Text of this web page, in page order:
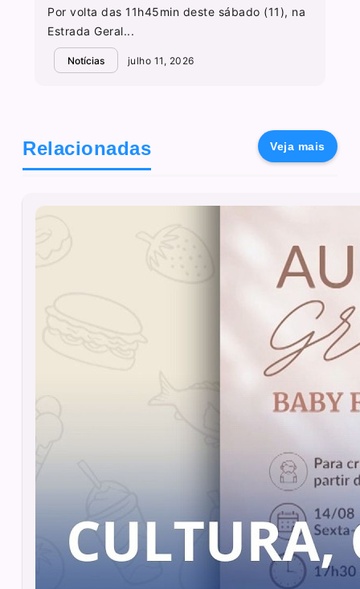
Por volta das 11h45min deste sábado (11), na
Estrada Geral...
Notícias julho 11, 2026
Relacionadas Veja mais